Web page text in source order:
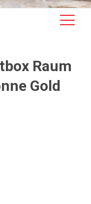
Raum
Gold